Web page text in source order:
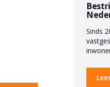
Sinds